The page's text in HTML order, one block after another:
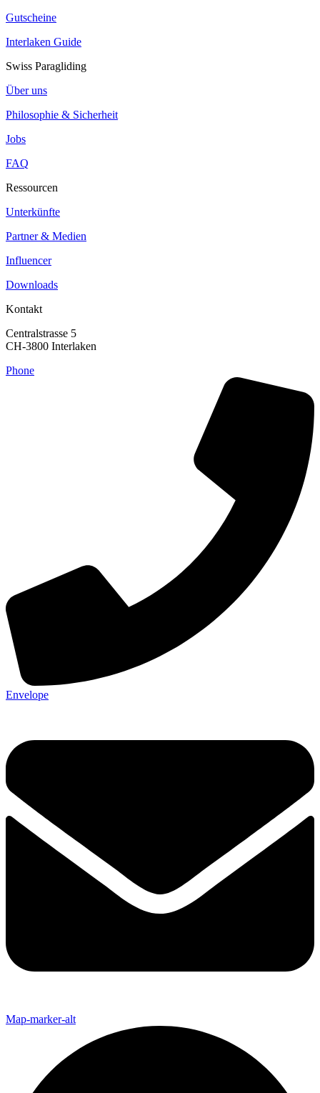
Gutscheine
Interlaken Guide
Swiss Paragliding
Über uns
Philosophie & Sicherheit
Jobs
FAQ
Ressourcen
Unterkünfte
Partner & Medien
Influencer
Downloads
Kontakt
Centralstrasse 5
CH-3800 Interlaken
Phone
Envelope
Map-marker-alt